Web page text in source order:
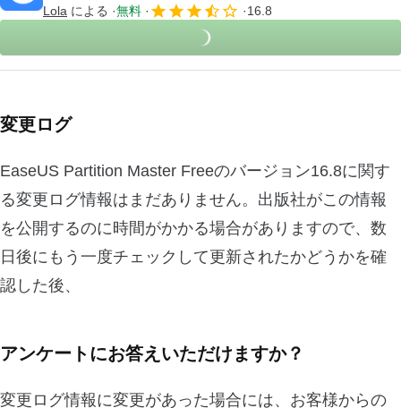
Lola による 無料 16.8
変更ログ
EaseUS Partition Master Freeのバージョン16.8に関す
る変更ログ情報はまだありません。出版社がこの情報
を公開するのに時間がかかる場合がありますので、数
日後にもう一度チェックして更新されたかどうかを確
認した後、
アンケートにお答えいただけますか？
変更ログ情報に変更があった場合には、お客様からの